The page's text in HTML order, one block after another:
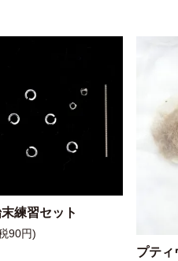
練習セット
90円)
プティ